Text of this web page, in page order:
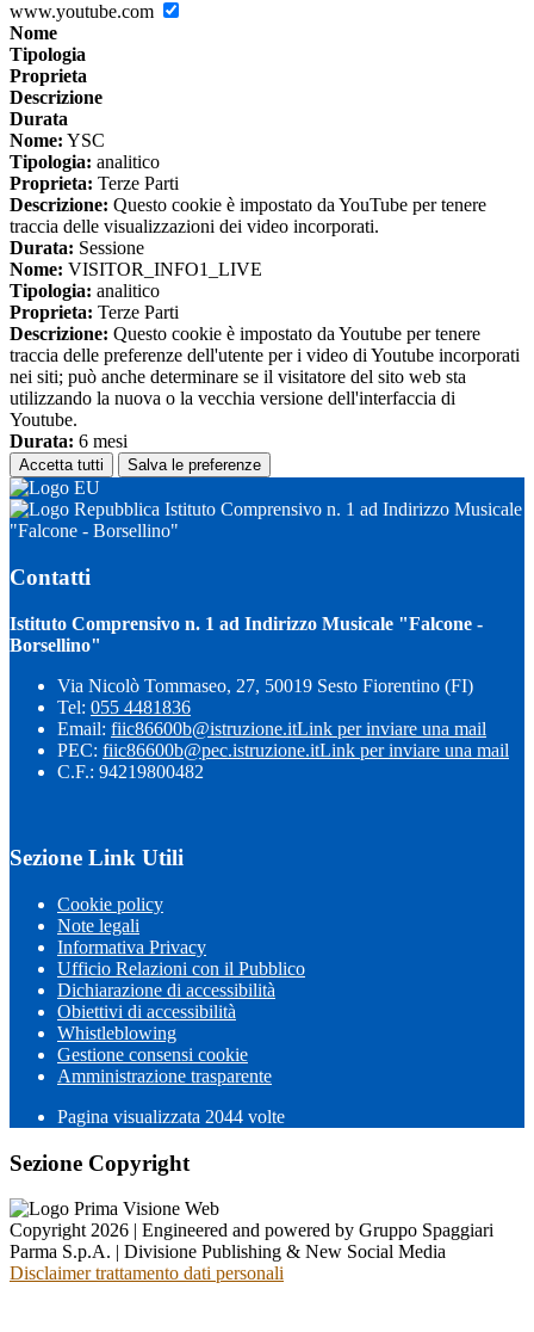
www.youtube.com
Nome
Tipologia
Proprieta
Descrizione
Durata
Nome: YSC
Tipologia: analitico
Proprieta: Terze Parti
Descrizione: Questo cookie è impostato da YouTube per tenere
traccia delle visualizzazioni dei video incorporati.
Durata: Sessione
Nome: VISITOR_INFO1_LIVE
Tipologia: analitico
Proprieta: Terze Parti
Descrizione: Questo cookie è impostato da Youtube per tenere
traccia delle preferenze dell'utente per i video di Youtube incorporati
nei siti; può anche determinare se il visitatore del sito web sta
utilizzando la nuova o la vecchia versione dell'interfaccia di
Youtube.
Durata: 6 mesi
Accetta tutti Salva le preferenze
Istituto Comprensivo n. 1 ad Indirizzo Musicale
"Falcone - Borsellino"
Contatti
Istituto Comprensivo n. 1 ad Indirizzo Musicale "Falcone -
Borsellino"
Via Nicolò Tommaseo, 27, 50019 Sesto Fiorentino (FI)
Tel: 055 4481836
Email: fiic86600b@istruzione.itLink per inviare una mail
PEC: fiic86600b@pec.istruzione.itLink per inviare una mail
C.F.: 94219800482
Sezione Link Utili
Cookie policy
Note legali
Informativa Privacy
Ufficio Relazioni con il Pubblico
Dichiarazione di accessibilità
Obiettivi di accessibilità
Whistleblowing
Gestione consensi cookie
Amministrazione trasparente
Pagina visualizzata 2044 volte
Sezione Copyright
Copyright 2026 | Engineered and powered by Gruppo Spaggiari
Parma S.p.A. | Divisione Publishing & New Social Media
Disclaimer trattamento dati personali